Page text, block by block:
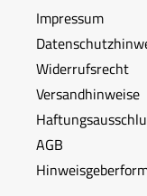
Impressum
Widerrufsrecht
Versandhinweise
AGB